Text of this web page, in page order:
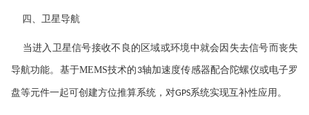
四、卫星导航
当进入卫星信号接收不良的区域或环境中就会因失去信号而丧失
导航功能。基于MEMS技术的 3轴加速度传感器配合陀螺仪或电子罗
盘等元件一起可创建方位推算系统，对GPS系统实现互补性应用。